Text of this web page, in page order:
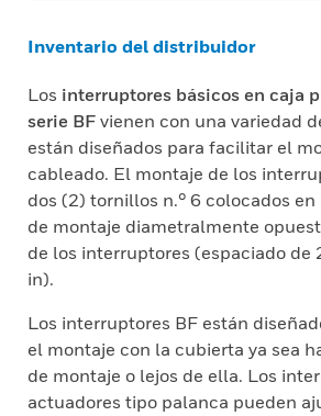
Inventario del distribuidor
Los interruptores básicos en caja
serie BF vienen con una variedad
están diseñados para facilitar el
cableado. El montaje de los
dos (2) tornillos n.° 6 colocados
de montaje diametralmente
de los interruptores (espaciado de
in).
Los interruptores BF están
el montaje con la cubierta ya sea
de montaje o lejos de ella. Los
actuadores tipo palanca pueden